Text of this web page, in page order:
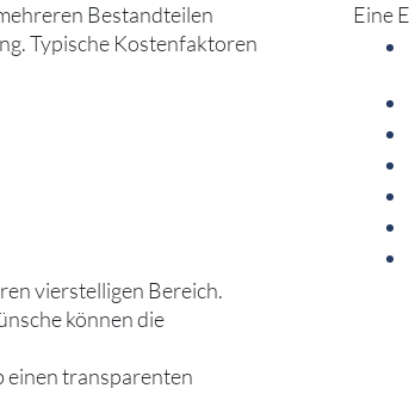
Bestandteilen
Typische Kostenfaktoren
vierstelligen Bereich.
können die
einen transparenten
Eine